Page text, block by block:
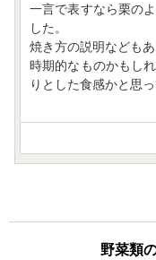
一言で表すなら栗の
した。
焼き方の説明なども
時期的なものかもし
りとした食感かと思
野菜類